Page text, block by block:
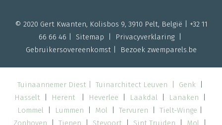
© 2020 Gert Kwanten, Kolisbos 9, 3910 Pelt, België | +32 11
66 66 46
Sitemap | Privacyverklaring|
Gebruikersovereenkomst| Bezoek zwemparels.be
Tuinaannemer Diest| Tuinarchitect Leuven Genk
Hasselt| Herent| Heverlee Laakdal Lanaken
Lommel
Lummen Mol Tervuren Tielt-Winge
Zonhoven
Tienen Stevoort Sint Truiden Mol